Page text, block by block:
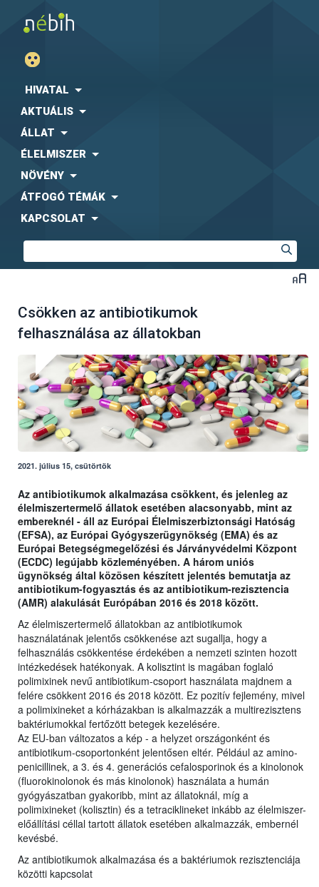
HIVATAL
AKTUÁLIS
ÁLLAT
ÉLELMISZER
NÖVÉNY
ÁTFOGÓ TÉMÁK
KAPCSOLAT
Csökken az antibiotikumok
felhasználása az állatokban
2021. július 15, csütörtök
Az antibiotikumok alkalmazása csökkent, és jelenleg az
élelmiszertermelő állatok esetében alacsonyabb, mint az
embereknél - áll az Európai Élelmiszerbiztonsági Hatóság
(EFSA), az Európai Gyógyszerügynökség (EMA) és az
Európai Betegségmegelőzési és Járványvédelmi Központ
(ECDC) legújabb közleményében. A három uniós
ügynökség által közösen készített jelentés bemutatja az
antibiotikum-fogyasztás és az antibiotikum-rezisztencia
(AMR) alakulását Európában 2016 és 2018 között.
Az élelmiszertermelő állatokban az antibiotikumok
használatának jelentős csökkenése azt sugallja, hogy a
felhasználás csökkentése érdekében a nemzeti szinten hozott
intézkedések hatékonyak. A kolisztint is magában foglaló
polimixinek nevű antibiotikum-csoport használata majdnem a
felére csökkent 2016 és 2018 között. Ez pozitív fejlemény, mivel
a polimixineket a kórházakban is alkalmazzák a multirezisztens
baktériumokkal fertőzött betegek kezelésére.
Az EU-ban változatos a kép - a helyzet országonként és
antibiotikum-csoportonként jelentősen eltér. Például az amino-
penicillinek, a 3. és 4. generációs cefalosporinok és a kinolonok
(fluorokinolonok és más kinolonok) használata a humán
gyógyászatban gyakoribb, mint az állatoknál, míg a
polimixineket (kolisztin) és a tetraciklineket inkább az élelmiszer-
előállítási céllal tartott állatok esetében alkalmazzák, embernél
kevésbé.
Az antibiotikumok alkalmazása és a baktériumok rezisztenciája
közötti kapcsolat